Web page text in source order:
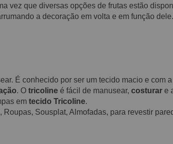
vez que diversas opções de frutas estão
a decoração em volta e em função
É conhecido por ser um tecido macio e com
. O tricoline é fácil de manusear, costurar e
em tecido Tricoline.
Sousplat, Almofadas, para revestir